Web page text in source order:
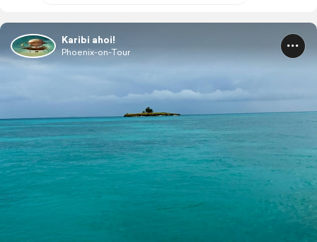
Karibi ahoi!
Phoenix-on-Tour